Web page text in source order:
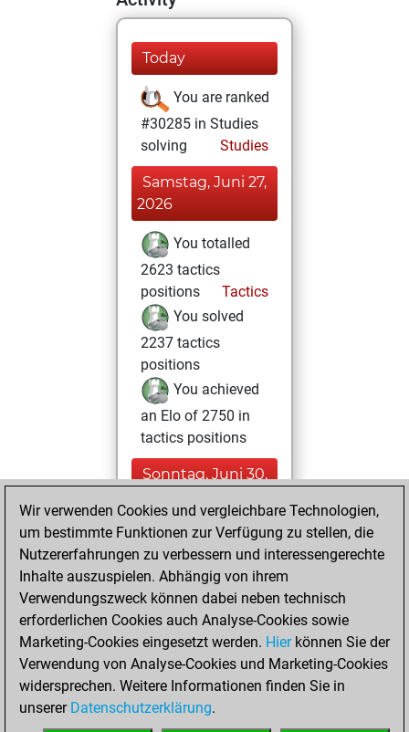
Today
You are ranked
#30285 in Studies
solving
Studies
Samstag, Juni 27,
2026
You totalled
2623 tactics
positions
Tactics
You solved
2237 tactics
positions
You achieved
an Elo of 2750 in
tactics positions
Sonntag, Juni 30,
You created
your Studies account
Studies
Donnerstag, Mai
11, 2023
You played 15
slow games
Play
You scored +2
Wir verwenden Cookies und vergleichbare Technologien,
um bestimmte Funktionen zur Verfügung zu stellen, die
Nutzererfahrungen zu verbessern und interessengerechte
Inhalte auszuspielen. Abhängig von ihrem
Verwendungszweck können dabei neben technisch
erforderlichen Cookies auch Analyse-Cookies sowie
Marketing-Cookies eingesetzt werden. Hierkönnen Sie der
Verwendung von Analyse-Cookies und Marketing-Cookies
widersprechen. Weitere Informationen finden Sie in
unserer Datenschutzerklärung.